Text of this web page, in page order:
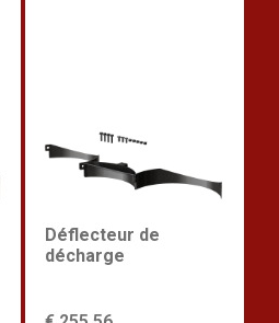
Déflecteur de
décharge